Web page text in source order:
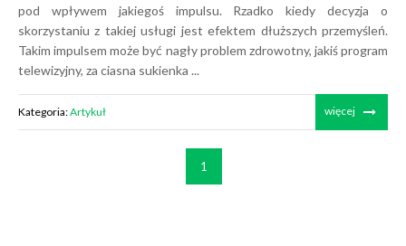
pod wpływem jakiegoś impulsu. Rzadko kiedy decyzja o
skorzystaniu z takiej usługi jest efektem dłuższych przemyśleń.
Takim impulsem może być nagły problem zdrowotny, jakiś program
telewizyjny, za ciasna sukienka ...
Kategoria:Artykuł więcej
1